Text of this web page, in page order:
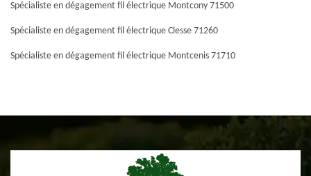
Spécialiste en dégagement fil électrique Montcony 71500
Spécialiste en dégagement fil électrique Clesse 71260
Spécialiste en dégagement fil électrique Montcenis 71710